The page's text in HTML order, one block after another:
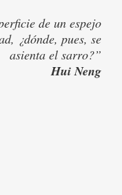
de un espejo
¿dónde, pues, se
asienta el sarro?”
Hui Neng